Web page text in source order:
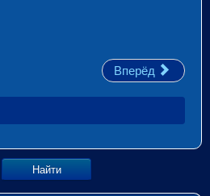
Вперёд
Найти